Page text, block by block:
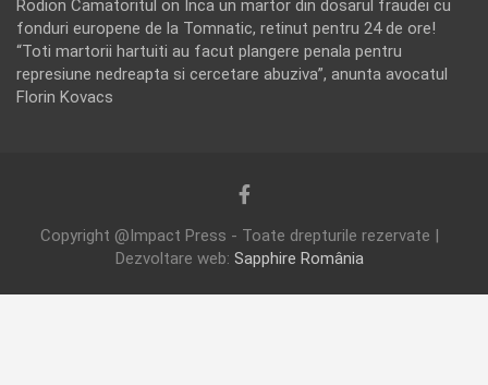
Rodion Camatoritul on Inca un martor din dosarul fraudei cu
fonduri europene de la Tomnatic, retinut pentru 24 de ore!
“Toti martorii hartuiti au facut plangere penala pentru
represiune nedreapta si cercetare abuziva”, anunta avocatul
Florin Kovacs
Copyright @Impact Press - Toate drepturile rezervate |
Dezvoltare web: Sapphire România